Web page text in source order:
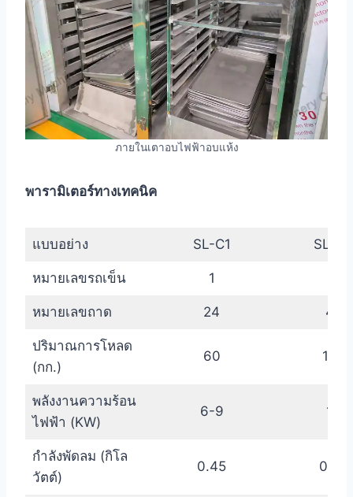
ภายในเตาอบไฟฟ้าอบแห้ง
พารามิเตอร์ทางเทคนิค
แบบอย่าง SL-C1 SL-C2
หมายเลขรถเข็น 1
หมายเลขถาด 24 48
ปริมาณการโหลด
(กก.)
60 120
พลังงานความร้อน
ไฟฟ้า (KW)
6-9 15
กำลังพัดลม (กิโล
วัตต์)
0.45 0.45